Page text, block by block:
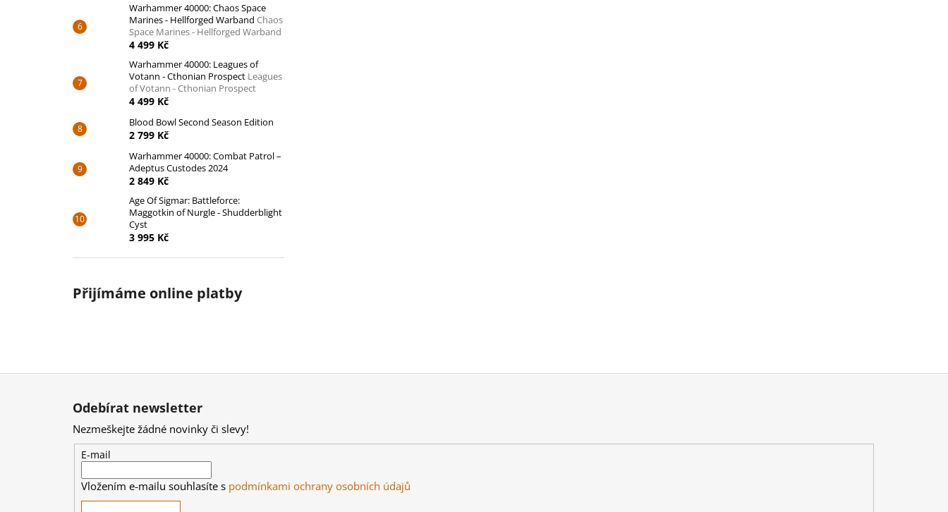
Warhammer 40000: Chaos Space
Marines - Hellforged Warband Chaos
Space Marines - Hellforged Warband
4 499 Kč
Warhammer 40000: Leagues of
Votann - Cthonian Prospect Leagues
of Votann - Cthonian Prospect
4 499 Kč
Blood Bowl Second Season Edition
2 799 Kč
Warhammer 40000: Combat Patrol –
Adeptus Custodes 2024
2 849 Kč
Age Of Sigmar: Battleforce:
Maggotkin of Nurgle - Shudderblight
Cyst
3 995 Kč
Přijímáme online platby
Z
Odebírat newsletter
Nezmeškejte žádné novinky či slevy!
E-mail
Vložením e-mailu souhlasíte s podmínkami ochrany osobních údajů